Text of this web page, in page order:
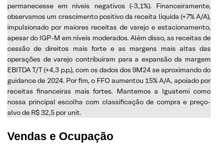
permanecesse em níveis negativos (-3,1%). Financeiramente,
observamos um crescimento positivo da receita líquida (+7% A/A),
impulsionado por maiores receitas de varejo e estacionamento,
apesar do IGP-M em níveis moderados. Além disso, as receitas de
cessão de direitos mais forte e as margens mais altas das
operações de varejo contribuíram para a expansão da margem
EBITDA T/T (+4,3 p.p.), com os dados dos 9M24 se aproximando do
guidance de 2024. Por fim, o FFO aumentou 15% A/A, apoiado por
receitas financeiras mais fortes. Mantemos a Iguatemi como
nossa principal escolha com classificação de compra e preço-
alvo de R$ 32,5 por unit.
Vendas e Ocupação